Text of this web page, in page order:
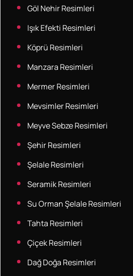
Göl Nehir Resimleri
Işık Efekti Resimleri
Köprü Resimleri
Manzara Resimleri
Mermer Resimleri
Mevsimler Resimleri
Meyve Sebze Resimleri
Şehir Resimleri
Şelale Resimleri
Seramik Resimleri
Su Orman Şelale Resimleri
Tahta Resimleri
Çiçek Resimleri
Dağ Doğa Resimleri